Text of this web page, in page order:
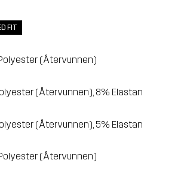
FIT
(Återvunnen)
(Återvunnen), 8% Elastan
(Återvunnen), 5% Elastan
(Återvunnen)